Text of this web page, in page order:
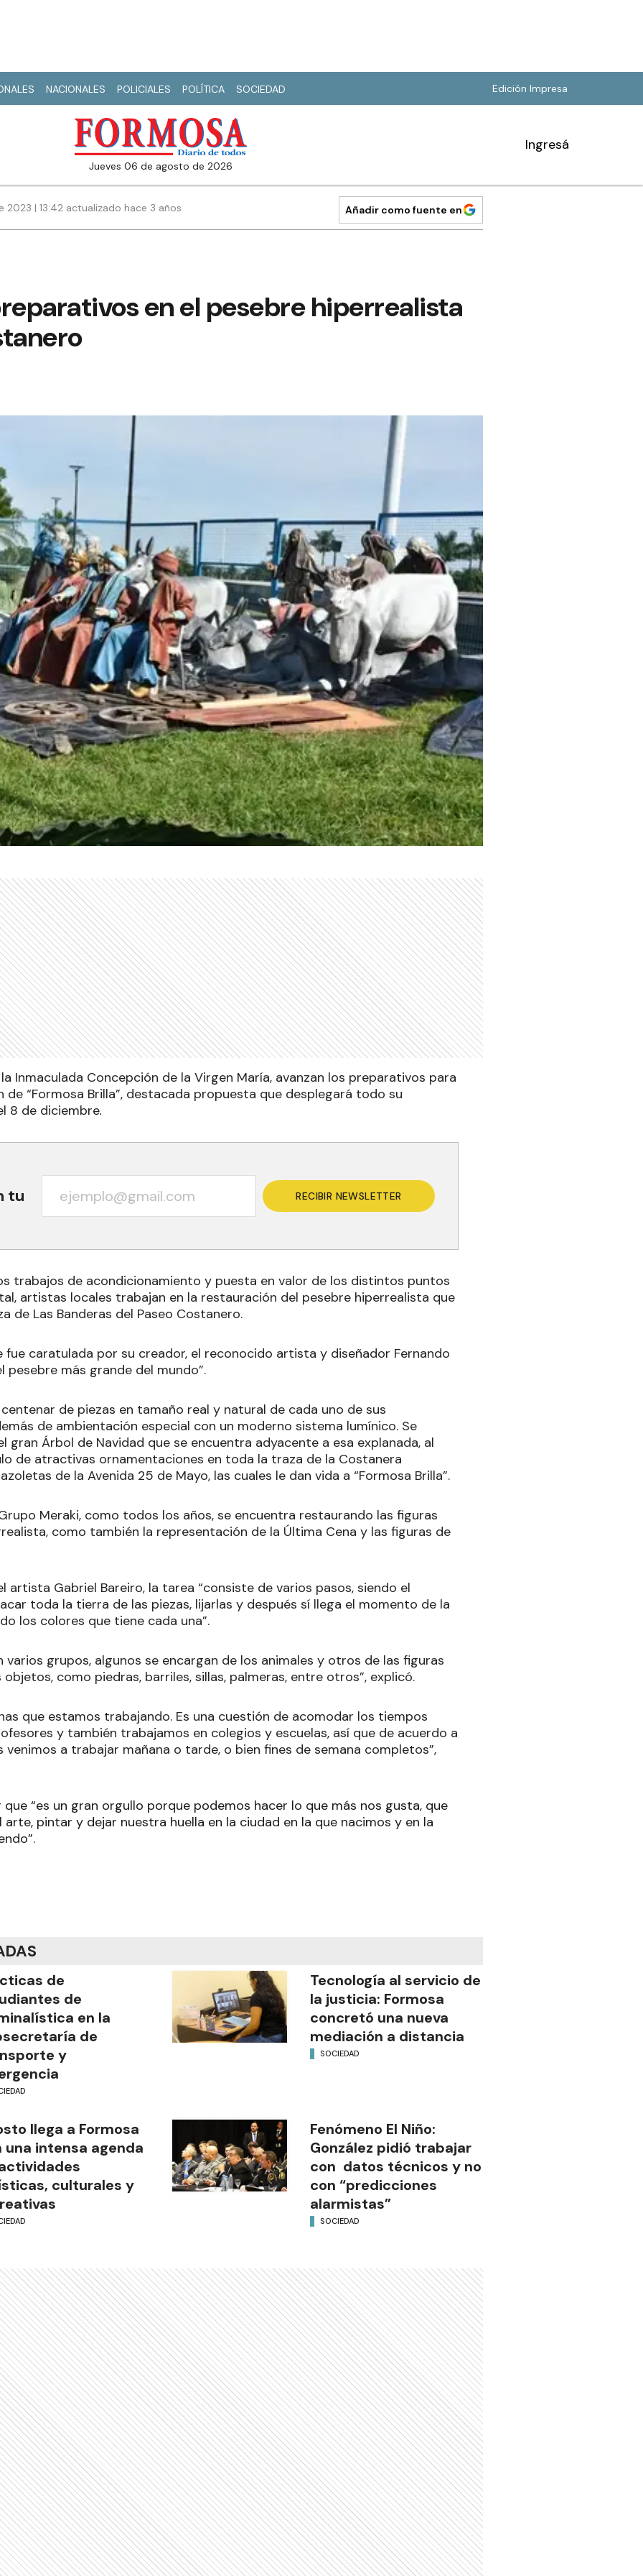
NACIONALES POLICIALES POLÍTICA SOCIEDAD Edición Impresa
jueves 06 de agosto de 2026
Ingresá
2023 | 13:42 actualizado hace 3 años Añadir como fuente en
en el pesebre hiperrealista
Inmaculada Concepción de la Virgen María, avanzan los preparativos para
de “Formosa Brilla”, destacada propuesta que desplegará todo su
8 de diciembre.
tu RECIBIR NEWSLETTER
trabajos de acondicionamiento y puesta en valor de los distintos puntos
artistas locales trabajan en la restauración del pesebre hiperrealista que
de Las Banderas del Paseo Costanero.
fue caratulada por su creador, el reconocido artista y diseñador Fernando
pesebre más grande del mundo”.
de piezas en tamaño real y natural de cada uno de sus
de ambientación especial con un moderno sistema lumínico. Se
gran Árbol de Navidad que se encuentra adyacente a esa explanada, al
de atractivas ornamentaciones en toda la traza de la Costanera
de la Avenida 25 de Mayo, las cuales le dan vida a “Formosa Brilla”.
Meraki, como todos los años, se encuentra restaurando las figuras
como también la representación de la Última Cena y las figuras de
artista Gabriel Bareiro, la tarea “consiste de varios pasos, siendo el
toda la tierra de las piezas, lijarlas y después sí llega el momento de la
los colores que tiene cada una”.
varios grupos, algunos se encargan de los animales y otros de las figuras
como piedras, barriles, sillas, palmeras, entre otros”, explicó.
que estamos trabajando. Es una cuestión de acomodar los tiempos
y también trabajamos en colegios y escuelas, así que de acuerdo a
a trabajar mañana o tarde, o bien fines de semana completos”,
“es un gran orgullo porque podemos hacer lo que más nos gusta, que
pintar y dejar nuestra huella en la ciudad en la que nacimos y en la
de
de
en la
de
y
Tecnología al servicio de
la justicia: Formosa
concretó una nueva
mediación a distancia
SOCIEDAD
llega a Formosa
una intensa agenda
culturales y
Fenómeno El Niño:
González pidió trabajar
con datos técnicos y no
con “predicciones
alarmistas”
SOCIEDAD